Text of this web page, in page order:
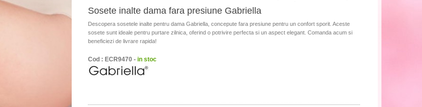
Sosete inalte dama fara presiune Gabriella
Descopera sosetele inalte pentru dama Gabriella, concepute fara presiune pentru un confort sporit. Aceste
sosete sunt ideale pentru purtare zilnica, oferind o potrivire perfecta si un aspect elegant. Comanda acum si
beneficiezi de livrare rapida!
Cod : ECR9470 - in stoc